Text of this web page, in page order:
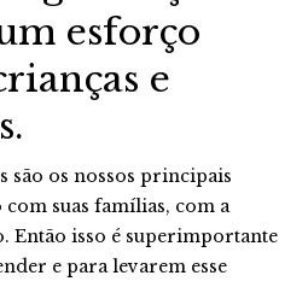
esforço
e
são os nossos principais
suas famílias, com a
Então isso é superimportante
e para levarem esse